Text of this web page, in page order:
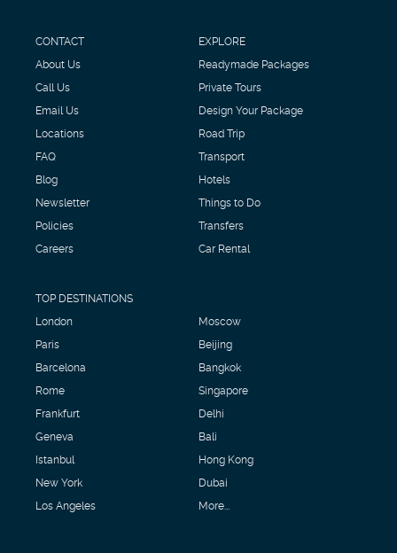
CONTACT
About Us
Call Us
Email Us
Locations
FAQ
Blog
Newsletter
Policies
Careers
EXPLORE
Readymade Packages
Private Tours
Design Your Package
Road Trip
Transport
Hotels
Things to Do
Transfers
Car Rental
TOP DESTINATIONS
London
Paris
Barcelona
Rome
Frankfurt
Geneva
Istanbul
New York
Los Angeles
Moscow
Beijing
Bangkok
Singapore
Delhi
Bali
Hong Kong
Dubai
More...